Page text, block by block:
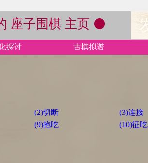
座子围棋 主页 ⚫
探讨 古棋拟谱
(2)切断 (3)连接
(9)抱吃 (10)征吃